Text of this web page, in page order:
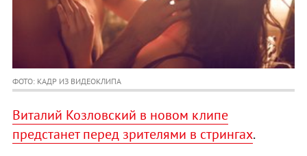
ФОТО: КАДР ИЗ ВИДЕОКЛИПА
Виталий Козловский в новом клипе
предстанет перед зрителями в стрингах.